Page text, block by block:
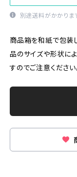
別途送料がかかりま
商品箱を和紙で包装
品のサイズや形状に
すのでご注意ください